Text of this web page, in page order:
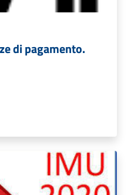
di pagamento.